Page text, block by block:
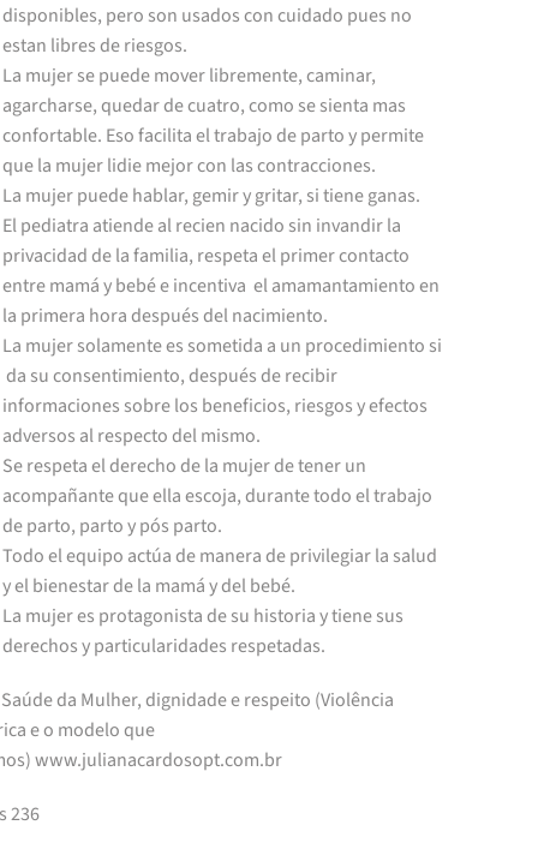
disponibles, pero son usados con cuidado pues no
estan libres de riesgos.
La mujer se puede mover libremente, caminar,
agarcharse, quedar de cuatro, como se sienta mas
confortable. Eso facilita el trabajo de parto y permite
que la mujer lidie mejor con las contracciones.
La mujer puede hablar, gemir y gritar, si tiene ganas.
El pediatra atiende al recien nacido sin invandir la
privacidad de la familia, respeta el primer contacto
entre mamá y bebé e incentiva el amamantamiento en
la primera hora después del nacimiento.
La mujer solamente es sometida a un procedimiento si
da su consentimiento, después de recibir
informaciones sobre los beneficios, riesgos y efectos
adversos al respecto del mismo.
Se respeta el derecho de la mujer de tener un
acompañante que ella escoja, durante todo el trabajo
de parto, parto y pós parto.
Todo el equipo actúa de manera de privilegiar la salud
y el bienestar de la mamá y del bebé.
La mujer es protagonista de su historia y tiene sus
derechos y particularidades respetadas.
da Mulher, dignidade e respeito (Violência
e o modelo que
www.julianacardosopt.com.br
236